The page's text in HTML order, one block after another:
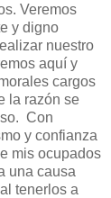
Veremos
y digno
nuestro
aquí y
cargos
la razón se
Con
y confianza
mis ocupados
una causa
tenerlos a